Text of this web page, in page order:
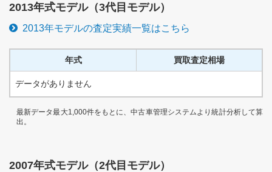
2013年式モデル（3代目 モデル）
2013年モデルの査定実績一覧はこちら
年式 買取査定相場
データがありません
最新データ最大1,000件をもとに、中古車管理システムより統計分析して算
出。
2007年式モデル（2代目 モデル）